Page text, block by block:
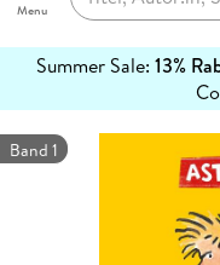
Menu
Summer Sale: 13%
erfahren
Band 1